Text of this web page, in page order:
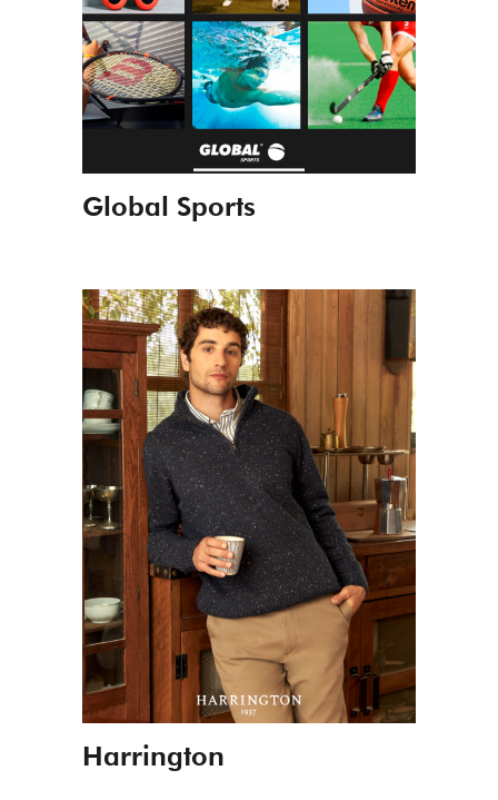
Global Sports
Harrington